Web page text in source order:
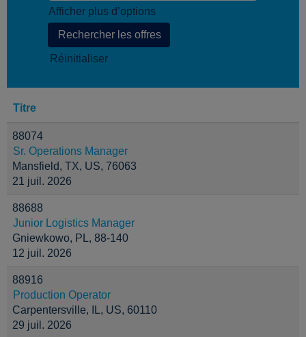
Afficher plus d’options
Réinitialiser
Titre
88074
Sr. Operations Manager
Mansfield, TX, US, 76063
21 juil. 2026
88688
Junior Logistics Manager
Gniewkowo, PL, 88-140
12 juil. 2026
88916
Production Operator
Carpentersville, IL, US, 60110
29 juil. 2026